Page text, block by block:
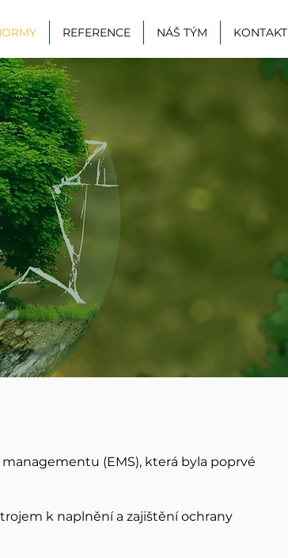
REFERENCE NÁŠ TÝM KONTAKT
(EMS), která byla poprvé
k naplnění a zajištění ochrany